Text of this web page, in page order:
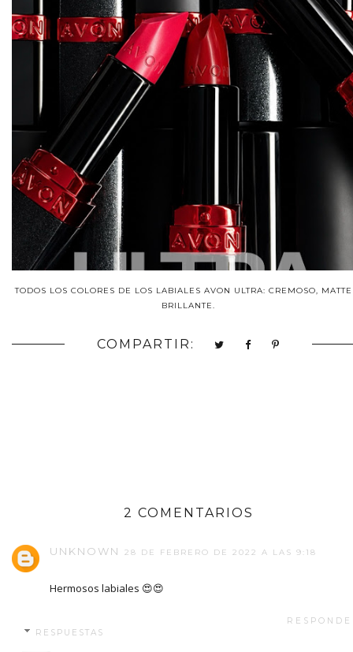
TODOS LOS COLORES DE LOS LABIALES AVON ULTRA: CREMOSO,
BRILLANTE.
COMPARTIR:
2 COMENTARIOS
UNKNOWN 28 DE FEBRERO DE 2022 A LAS 9:18
Hermosos labiales 😍😍
RESPUESTAS